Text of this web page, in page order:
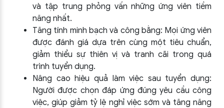
và tập trung phỏng vấn những ứng viên tiềm
năng nhất.
Tăng tính minh bạch và công bằng: Mọi ứng viên
được đánh giá dựa trên cùng một tiêu chuẩn,
giảm thiểu sự thiên vị và tranh cãi trong quá
trình tuyển dụng.
Nâng cao hiệu quả làm việc sau tuyển dụng:
Người được chọn đáp ứng đúng yêu cầu công
việc, giúp giảm tỷ lệ nghỉ việc sớm và tăng năng